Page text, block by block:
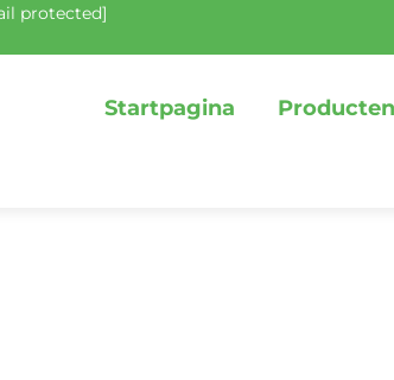
protected]
Startpagina Producten